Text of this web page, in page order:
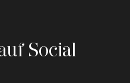
Social